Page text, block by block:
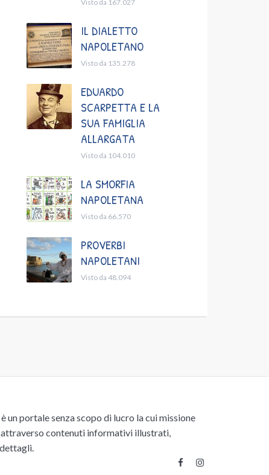
Visto da 167.027
IL DIALETTO
NAPOLETANO
Visto da 135.278
EDUARDO
SCARPETTA E LA
SUA FAMIGLIA
ALLARGATA
Visto da 104.010
LA SMORFIA
NAPOLETANA
Visto da 66.570
PROVERBI
NAPOLETANI
Visto da 48.094
portale senza scopo di lucro la cui missione
attraverso contenuti informativi illustrati,